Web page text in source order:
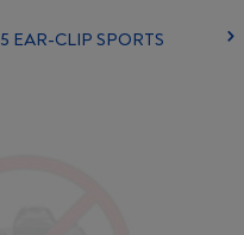
EAR-CLIP SPORTS